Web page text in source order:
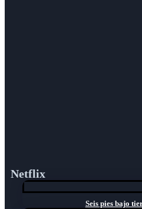
Netflix
Seis pies bajo